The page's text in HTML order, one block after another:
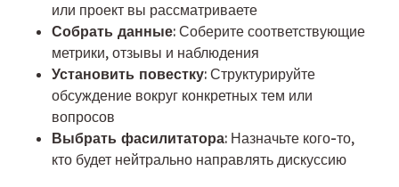
или проект вы рассматриваете
Собрать данные: Соберите соответствующие
метрики, отзывы и наблюдения
Установить повестку: Структурируйте
обсуждение вокруг конкретных тем или
вопросов
Выбрать фасилитатора: Назначьте кого-то,
кто будет нейтрально направлять дискуссию